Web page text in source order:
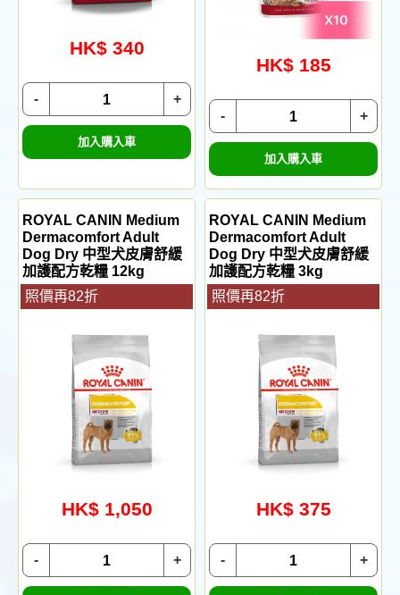
HK$ 340
+
-
加入購入車
HK$ 185
+
-
加入購入車
ROYAL CANIN Medium
Dermacomfort Adult
Dog Dry 中型犬皮膚舒緩
加護配方乾糧 12kg
照價再82折
HK$ 1,050
+
-
ROYAL CANIN Medium
Dermacomfort Adult
Dog Dry 中型犬皮膚舒緩
加護配方乾糧 3kg
照價再82折
HK$ 375
+
-